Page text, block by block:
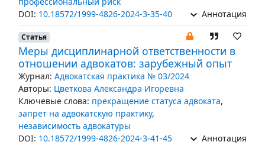
DOI: 10.18572/1999-4826-2024-3-35-40 Аннотация
Статья
Меры дисциплинарной ответственности в
отношении адвокатов: зарубежный опыт
Журнал: Адвокатская практика № 03/2024
Авторы: Цветкова Александра Игоревна
Ключевые слова: прекращение статуса адвоката,
запрет на адвокатскую практику,
независимость адвокатуры
DOI: 10.18572/1999-4826-2024-3-41-45 Аннотация